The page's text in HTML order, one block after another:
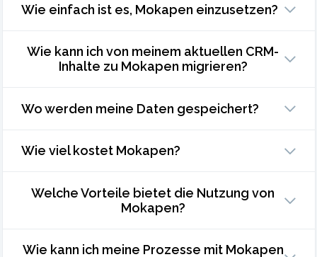
Wie einfach ist es, Mokapen einzusetzen?
Wie kann ich von meinem aktuellen CRM-
Inhalte zu Mokapen migrieren?
Wo werden meine Daten gespeichert?
Wie viel kostet Mokapen?
Welche Vorteile bietet die Nutzung von
Mokapen?
Wie kann ich meine Prozesse mit Mokapen